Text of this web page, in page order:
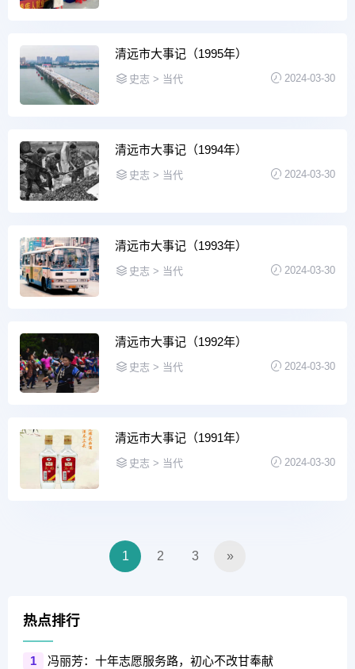
清远市大事记（1995年）
史志 > 当代 2024-03-30
清远市大事记（1994年）
史志 > 当代 2024-03-30
清远市大事记（1993年）
史志 > 当代 2024-03-30
清远市大事记（1992年）
史志 > 当代 2024-03-30
清远市大事记（1991年）
史志 > 当代 2024-03-30
1 2 3 »
热点排行
1 冯丽芳：十年志愿服务路，初心不改甘奉献